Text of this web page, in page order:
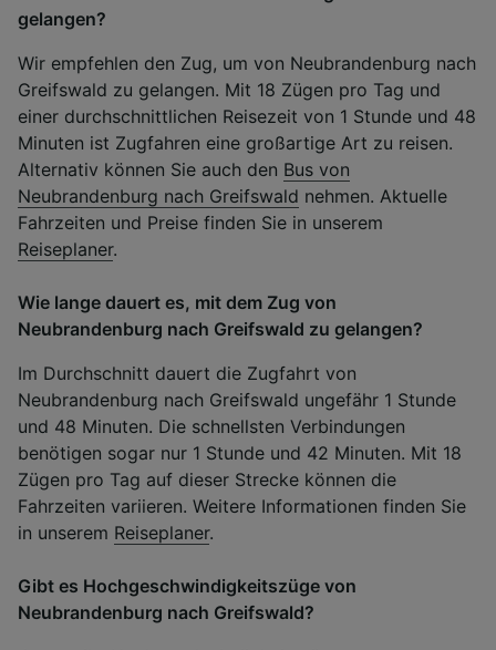
gelangen?
Wir empfehlen den Zug, um von Neubrandenburg nach
Greifswald zu gelangen. Mit 18 Zügen pro Tag und
einer durchschnittlichen Reisezeit von 1 Stunde und 48
Minuten ist Zugfahren eine großartige Art zu reisen.
Alternativ können Sie auch den Bus von
Neubrandenburg nach Greifswald nehmen. Aktuelle
Fahrzeiten und Preise finden Sie in unserem
Reiseplaner.
Wie lange dauert es, mit dem Zug von
Neubrandenburg nach Greifswald zu gelangen?
Im Durchschnitt dauert die Zugfahrt von
Neubrandenburg nach Greifswald ungefähr 1 Stunde
und 48 Minuten. Die schnellsten Verbindungen
benötigen sogar nur 1 Stunde und 42 Minuten. Mit 18
Zügen pro Tag auf dieser Strecke können die
Fahrzeiten variieren. Weitere Informationen finden Sie
in unserem Reiseplaner.
Gibt es Hochgeschwindigkeitszüge von
Neubrandenburg nach Greifswald?